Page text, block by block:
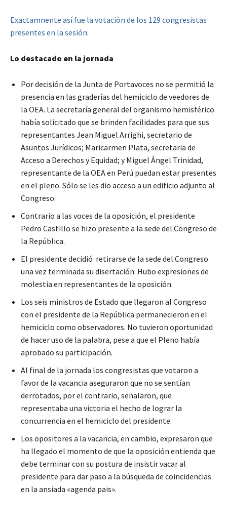
Exactamnente así fue la votaciòn de los 129 congresistas
presentes en la sesión:
Lo destacado en la jornada
Por decisión de la Junta de Portavoces no se permitió la
presencia en las graderías del hemiciclo de veedores de
la OEA. La secretaría general del organismo hemisférico
había solicitado que se brinden facilidades para que sus
representantes Jean Miguel Arrighi, secretario de
Asuntos Jurídicos; Maricarmen Plata, secretaria de
Acceso a Derechos y Equidad; y Miguel Ángel Trinidad,
representante de la OEA en Perú puedan estar presentes
en el pleno. Sólo se les dio acceso a un edificio adjunto al
Congreso.
Contrario a las voces de la oposición, el presidente
Pedro Castillo se hizo presente a la sede del Congreso de
la República.
El presidente decidió retirarse de la sede del Congreso
una vez terminada su disertación. Hubo expresiones de
molestia en representantes de la oposición.
Los seis ministros de Estado que llegaron al Congreso
con el presidente de la República permanecieron en el
hemiciclo como observadores. No tuvieron oportunidad
de hacer uso de la palabra, pese a que el Pleno había
aprobado su participación.
Al final de la jornada los congresistas que votaron a
favor de la vacancia aseguraron que no se sentían
derrotados, por el contrario, señalaron, que
representaba una victoria el hecho de lograr la
concurrencia en el hemiciclo del presidente.
Los opositores a la vacancia, en cambio, expresaron que
ha llegado el momento de que la oposición entienda que
debe terminar con su postura de insistir vacar al
presidente para dar paso a la búsqueda de coincidencias
en la ansiada «agenda pais».